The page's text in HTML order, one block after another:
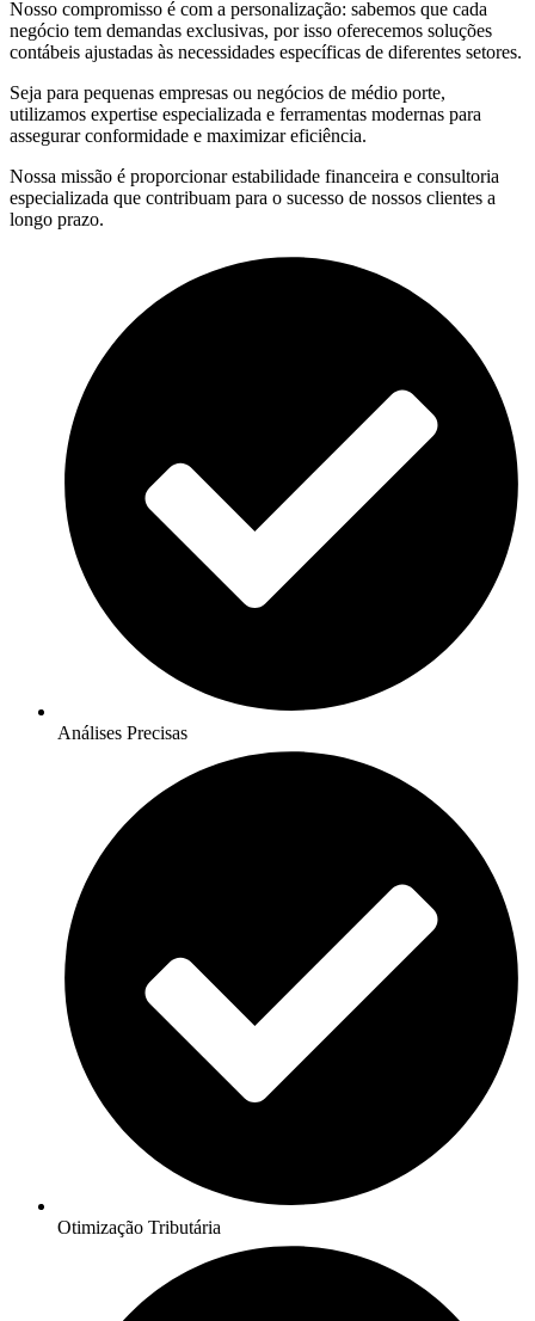
Nosso compromisso é com a personalização: sabemos que cada
negócio tem demandas exclusivas, por isso oferecemos soluções
contábeis ajustadas às necessidades específicas de diferentes setores.
Seja para pequenas empresas ou negócios de médio porte,
utilizamos expertise especializada e ferramentas modernas para
assegurar conformidade e maximizar eficiência.
Nossa missão é proporcionar estabilidade financeira e consultoria
especializada que contribuam para o sucesso de nossos clientes a
longo prazo.
Análises Precisas
Otimização Tributária